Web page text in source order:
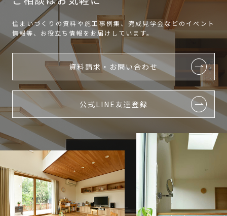
住まいづくりの資料や施工事例集、完成見学会などのイベント
情報等、お役立ち情報をお届けしています。
資料請求・お問い合わせ
公式LINE友達登録